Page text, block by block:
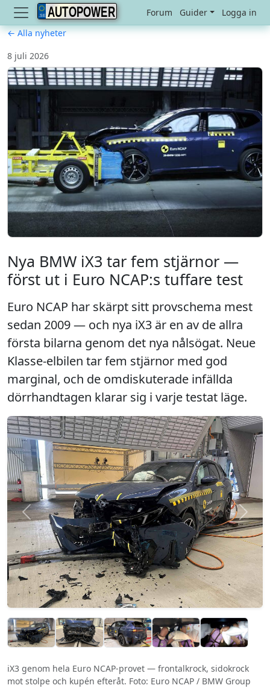
AUTOPOWER Forum Guider
Logga in
← Alla nyheter
8 juli 2026
Nya BMW iX3 tar fem stjärnor —
först ut i Euro NCAP:s tuffare test
Euro NCAP har skärpt sitt provschema mest
sedan 2009 — och nya iX3 är en av de allra
första bilarna genom det nya nålsögat. Neue
Klasse-elbilen tar fem stjärnor med god
marginal, och de omdiskuterade infällda
dörrhandtagen klarar sig i varje testat läge.
iX3 genom hela Euro NCAP-provet — frontalkrock, sidokrock
mot stolpe och kupén efteråt. Foto: Euro NCAP / BMW Group